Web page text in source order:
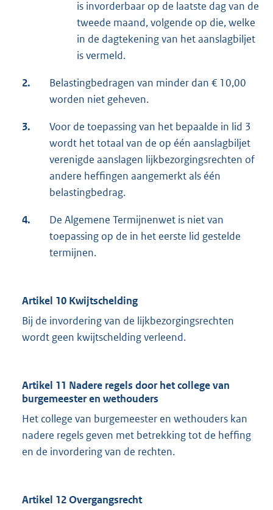
is invorderbaar op de laatste dag van de
tweede maand, volgende op die, welke
in de dagtekening van het aanslagbiljet
is vermeld.
2.
Belastingbedragen van minder dan € 10,00
worden niet geheven.
3.
Voor de toepassing van het bepaalde in lid 3
wordt het totaal van de op één aanslagbiljet
verenigde aanslagen lijkbezorgingsrechten of
andere heffingen aangemerkt als één
belastingbedrag.
4.
De Algemene Termijnenwet is niet van
toepassing op de in het eerste lid gestelde
termijnen.
Artikel 10 Kwijtschelding
Bij de invordering van de lijkbezorgingsrechten
wordt geen kwijtschelding verleend.
Artikel 11 Nadere regels door het college van
burgemeester en wethouders
Het college van burgemeester en wethouders kan
nadere regels geven met betrekking tot de heffing
en de invordering van de rechten.
Artikel 12 Overgangsrecht